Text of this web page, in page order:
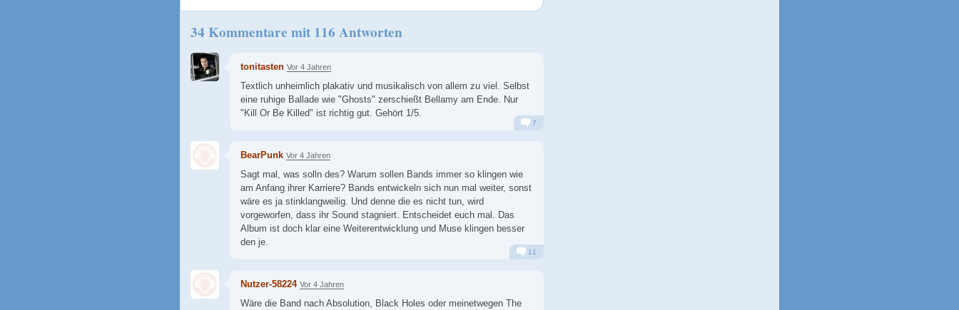
34 Kommentare mit 116 Antworten
tonitasten Vor 4 Jahren
Textlich unheimlich plakativ und musikalisch von allem zu viel. Selbst
eine ruhige Ballade wie "Ghosts" zerschießt Bellamy am Ende. Nur
"Kill Or Be Killed" ist richtig gut. Gehört 1/5.
7
BearPunk Vor 4 Jahren
Sagt mal, was solln des? Warum sollen Bands immer so klingen wie
am Anfang ihrer Karriere? Bands entwickeln sich nun mal weiter, sonst
wäre es ja stinklangweilig. Und denne die es nicht tun, wird
vorgeworfen, dass ihr Sound stagniert. Entscheidet euch mal. Das
Album ist doch klar eine Weiterentwicklung und Muse klingen besser
den je.
11
Nutzer-58224 Vor 4 Jahren
Wäre die Band nach Absolution, Black Holes oder meinetwegen The